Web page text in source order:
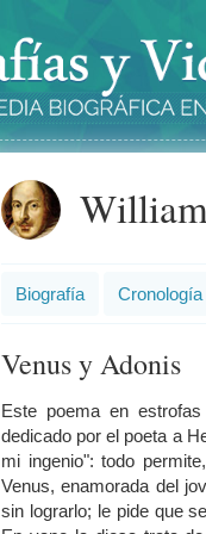
Biografía Cronología
Venus y Adonis
Este poema en
dedicado por el poeta a
mi ingenio": todo
Venus, enamorada del
sin lograrlo; le pide que